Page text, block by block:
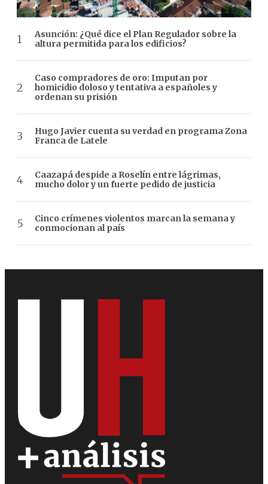
Asunción: ¿Qué dice el Plan Regulador sobre la
altura permitida para los edificios?
Caso compradores de oro: Imputan por
homicidio doloso y tentativa a españoles y
ordenan su prisión
Hugo Javier cuenta su verdad en programa Zona
Franca de Latele
Caazapá despide a Roselín entre lágrimas,
mucho dolor y un fuerte pedido de justicia
Cinco crímenes violentos marcan la semana y
conmocionan al país